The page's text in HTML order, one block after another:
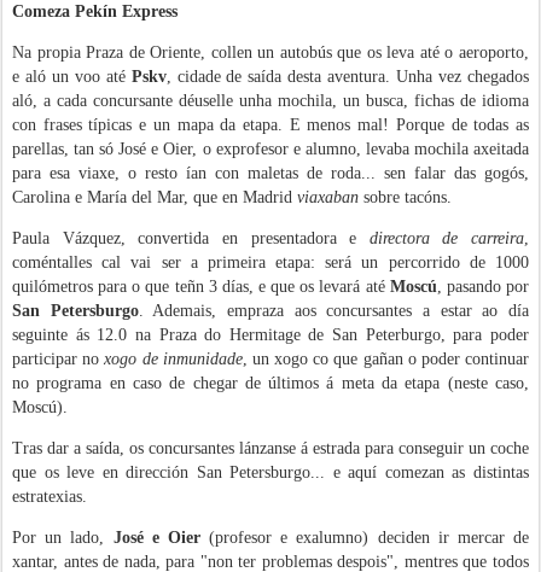
Comeza Pekín Express
Na propia Praza de Oriente, collen un autobús que os leva até o aeroporto,
e aló un voo até Pskv, cidade de saída desta aventura. Unha vez chegados
aló, a cada concursante déuselle unha mochila, un busca, fichas de idioma
con frases típicas e un mapa da etapa. E menos mal! Porque de todas as
parellas, tan só José e Oier, o exprofesor e alumno, levaba mochila axeitada
para esa viaxe, o resto ían con maletas de roda... sen falar das gogós,
Carolina e María del Mar, que en Madrid viaxaban sobre tacóns.
Paula Vázquez, convertida en presentadora e directora de carreira,
coméntalles cal vai ser a primeira etapa: será un percorrido de 1000
quilómetros para o que teñn 3 días, e que os levará até Moscú, pasando por
San Petersburgo. Ademais, empraza aos concursantes a estar ao día
seguinte ás 12.0 na Praza do Hermitage de San Peterburgo, para poder
participar noxogo de inmunidade, un xogo co que gañan o poder continuar
no programa en caso de chegar de últimos á meta da etapa (neste caso,
Moscú).
Tras dar a saída, os concursantes lánzanse á estrada para conseguir un coche
que os leve en dirección San Petersburgo... e aquí comezan as distintas
estratexias.
Por un lado, José e Oier(profesor e exalumno) deciden ir mercar de
xantar, antes de nada, para "non ter problemas despois", mentres que todos